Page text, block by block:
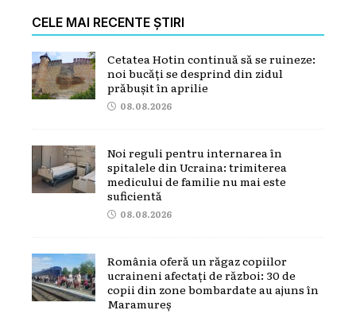
CELE MAI RECENTE ȘTIRI
Cetatea Hotin continuă să se ruineze:
noi bucăți se desprind din zidul
prăbușit în aprilie
08.08.2026
Noi reguli pentru internarea în
spitalele din Ucraina: trimiterea
medicului de familie nu mai este
suficientă
08.08.2026
România oferă un răgaz copiilor
ucraineni afectați de război: 30 de
copii din zone bombardate au ajuns în
Maramureș